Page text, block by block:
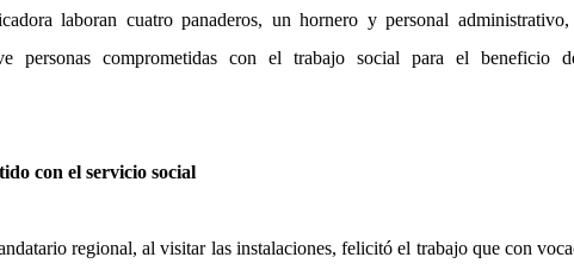
laboran cuatro panaderos, un hornero y personal administrativo,
personas comprometidas con el trabajo social para el beneficio
con el servicio social
regional, al visitar las instalaciones, felicitó el trabajo que con